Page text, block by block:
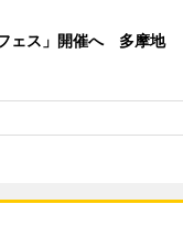
ェス」開催へ 多摩地